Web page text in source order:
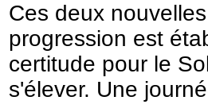
Ces deux
progression est
certitude pour le
s'élever. Une